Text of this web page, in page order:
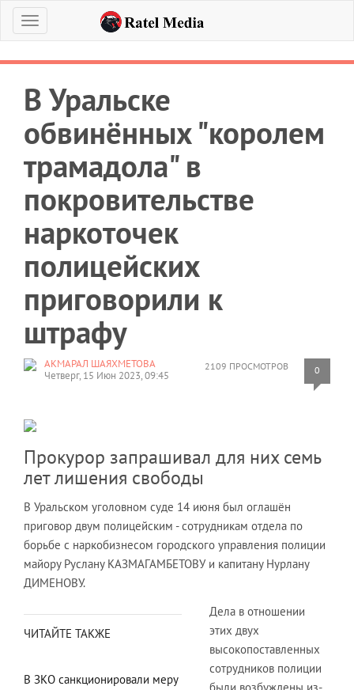
Меню
В Уральске
обвинённых "королем
трамадола" в
покровительстве
наркоточек
полицейских
приговорили к
штрафу
2109 ПРОСМОТРОВ 0
АКМАРАЛ ШАЯХМЕТОВА
Четверг, 15 Июн 2023, 09:45
Прокурор запрашивал для них семь
лет лишения свободы
В Уральском уголовном суде 14 июня был оглашён
приговор двум полицейским - сотрудникам отдела по
борьбе с наркобизнесом городского управления полиции
майору Руслану КАЗМАГАМБЕТОВУ и капитану Нурлану
ДИМЕНОВУ.
ЧИТАЙТЕ ТАКЖЕ
В ЗКО санкционировали меру
Дела в отношении
этих двух
высокопоставленных
сотрудников полиции